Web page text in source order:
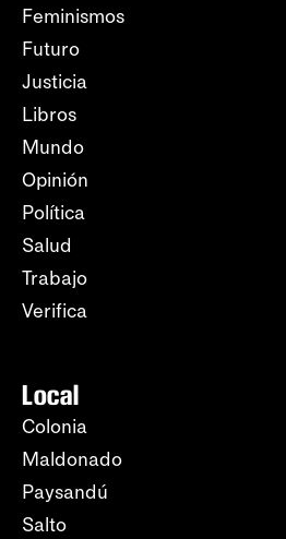
Feminismos
Futuro
Justicia
Libros
Mundo
Opinión
Política
Salud
Trabajo
Verifica
Local
Colonia
Maldonado
Paysandú
Salto